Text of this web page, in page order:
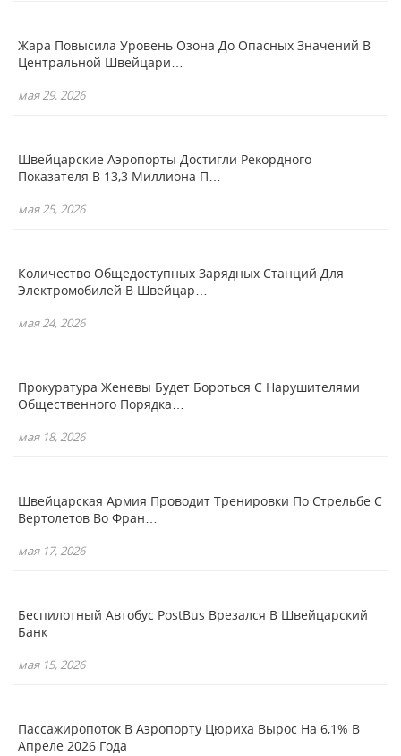
Жара Повысила Уровень Озона До Опасных Значений В
Центральной Швейцари…
мая 29, 2026
Швейцарские Аэропорты Достигли Рекордного
Показателя В 13,3 Миллиона П…
мая 25, 2026
Количество Общедоступных Зарядных Станций Для
Электромобилей В Швейцар…
мая 24, 2026
Прокуратура Женевы Будет Бороться С Нарушителями
Общественного Порядка…
мая 18, 2026
Швейцарская Армия Проводит Тренировки По Стрельбе С
Вертолетов Во Фран…
мая 17, 2026
Беспилотный Автобус PostBus Врезался В Швейцарский
Банк
мая 15, 2026
Пассажиропоток В Аэропорту Цюриха Вырос На 6,1% В
Апреле 2026 Года